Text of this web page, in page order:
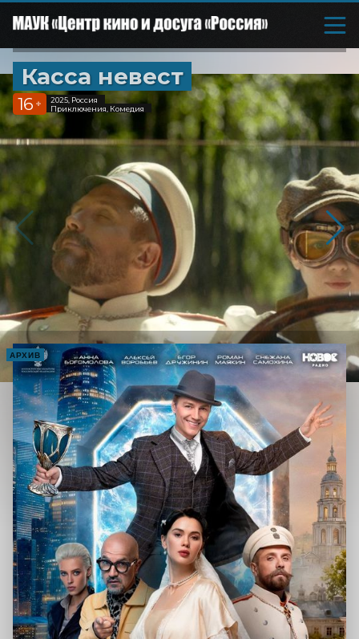
Касса невест
16 +
2025, Россия
Приключения, Комедия
АРХИВ